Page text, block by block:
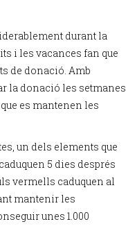
durant la
i les vacances fan que
de donació. Amb
la donació les setmanes
es mantenen les
un dels elements que
5 dies després
vermells caduquen al
mantenir les
unes 1.000